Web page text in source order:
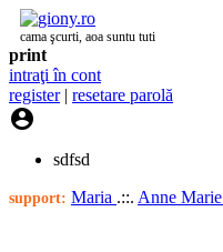
cama şcurti, aoa suntu tuti
print
intraţi în cont
register| resetare parolă

sdfsd
support: Maria .::. Anne Marie